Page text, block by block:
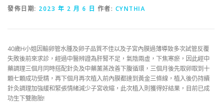
發佈日期: 2023 年 2 月 6 日 作者: CYNTHIA
40歲H小姐因輸卵管水腫及卵子品質不佳以及子宮內膜過薄導致多次試管反覆
失敗後前來求診，經過中醫辨證為肝腎不足，氣陰兩虛，下焦寒瘀，因此經中
藥調理三個月同時搭配針灸及中藥薰蒸改善下腹循環，三個月後先取卵取到十
顆七顆成功受精，再下個月再次植入前內膜都達到黃金三條線，植入後仍持續
針灸調理加強緩和緊張情緒減少子宮收縮，此次植入則獲得好結果，目前已成
功生下雙胞胎!